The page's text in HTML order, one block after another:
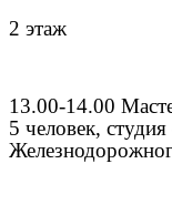
2 этаж
13.00-14.00
5 человек,